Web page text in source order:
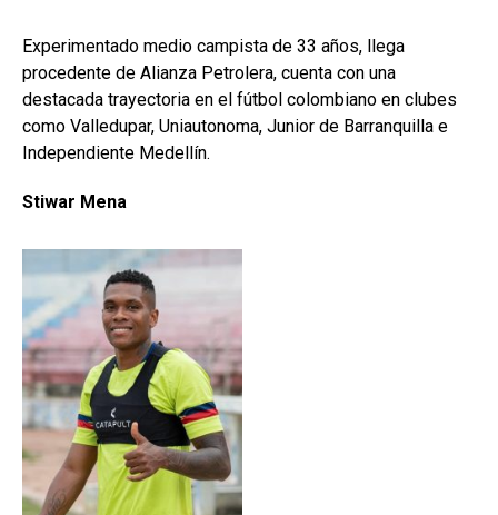
Experimentado medio campista de 33 años, llega
procedente de Alianza Petrolera, cuenta con una
destacada trayectoria en el fútbol colombiano en clubes
como Valledupar, Uniautonoma, Junior de Barranquilla e
Independiente Medellín.
Stiwar Mena